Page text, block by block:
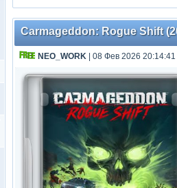
Carmageddon: Rogue Shift
NEO_WORK | 08 Фев 2026 20:14:41